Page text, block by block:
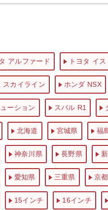
アルファード トヨタ イス
スカイライン ホンダ NSX
ーション スバル R1
北海道 宮城県 福
神奈川県 長野県
愛知県 三重県 京
15インチ 16インチ